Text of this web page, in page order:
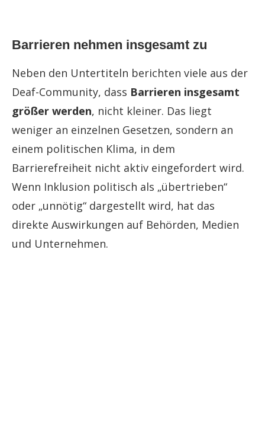
Barrieren nehmen insgesamt zu
Neben den Untertiteln berichten viele aus der
Deaf-Community, dass Barrieren insgesamt
größer werden, nicht kleiner. Das liegt
weniger an einzelnen Gesetzen, sondern an
einem politischen Klima, in dem
Barrierefreiheit nicht aktiv eingefordert wird.
Wenn Inklusion politisch als „übertrieben“
oder „unnötig“ dargestellt wird, hat das
direkte Auswirkungen auf Behörden, Medien
und Unternehmen.